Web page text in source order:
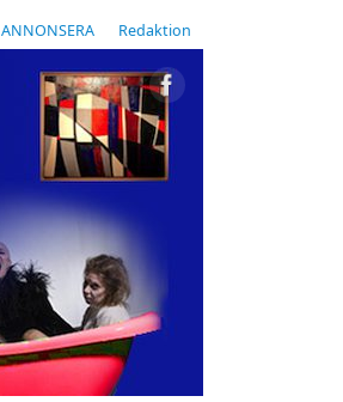
ANNONSERA Redaktion